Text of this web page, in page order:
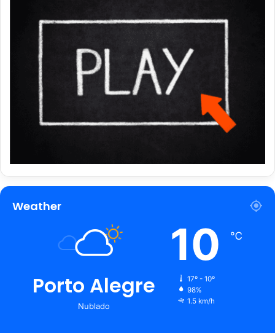
Weather
Porto Alegre
Nublado
10 ℃
17º - 10º
98%
1.5 km/h